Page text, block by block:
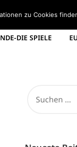
EM KADER
DIE SPIELE
NACH:
zu Cookies